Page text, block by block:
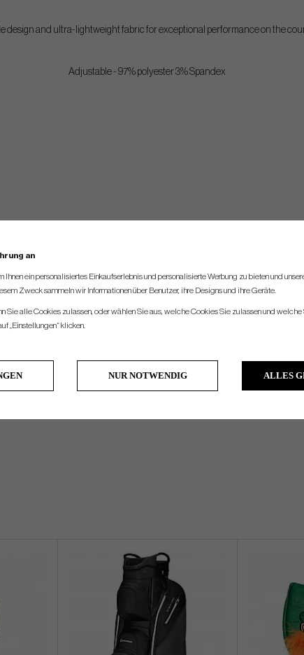
design and ultra-lightweight fabric for exceptional performance on the
Adjustable - 97% polyester 3% Spandex
an
Ihnen ein personalisiertes Einkaufserlebnis und personalisierte Werbung zu bieten und
Zweck sammeln wir Informationen über Benutzer, ihre Designs und ihre Geräte.
Sie alle Cookies zulassen, oder wählen Sie aus, welche Cookies Sie zulassen und
„Einstellungen“ klicken.
NUR NOTWENDIG ALLES